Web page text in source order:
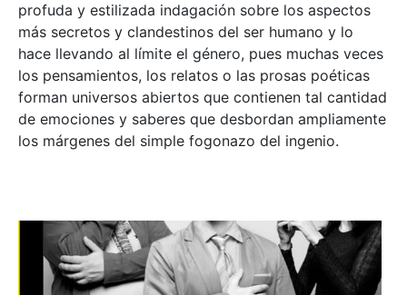
profuda y estilizada indagación sobre los aspectos
más secretos y clandestinos del ser humano y lo
hace llevando al límite el género, pues muchas veces
los pensamientos, los relatos o las prosas poéticas
forman universos abiertos que contienen tal cantidad
de emociones y saberes que desbordan ampliamente
los márgenes del simple fogonazo del ingenio.